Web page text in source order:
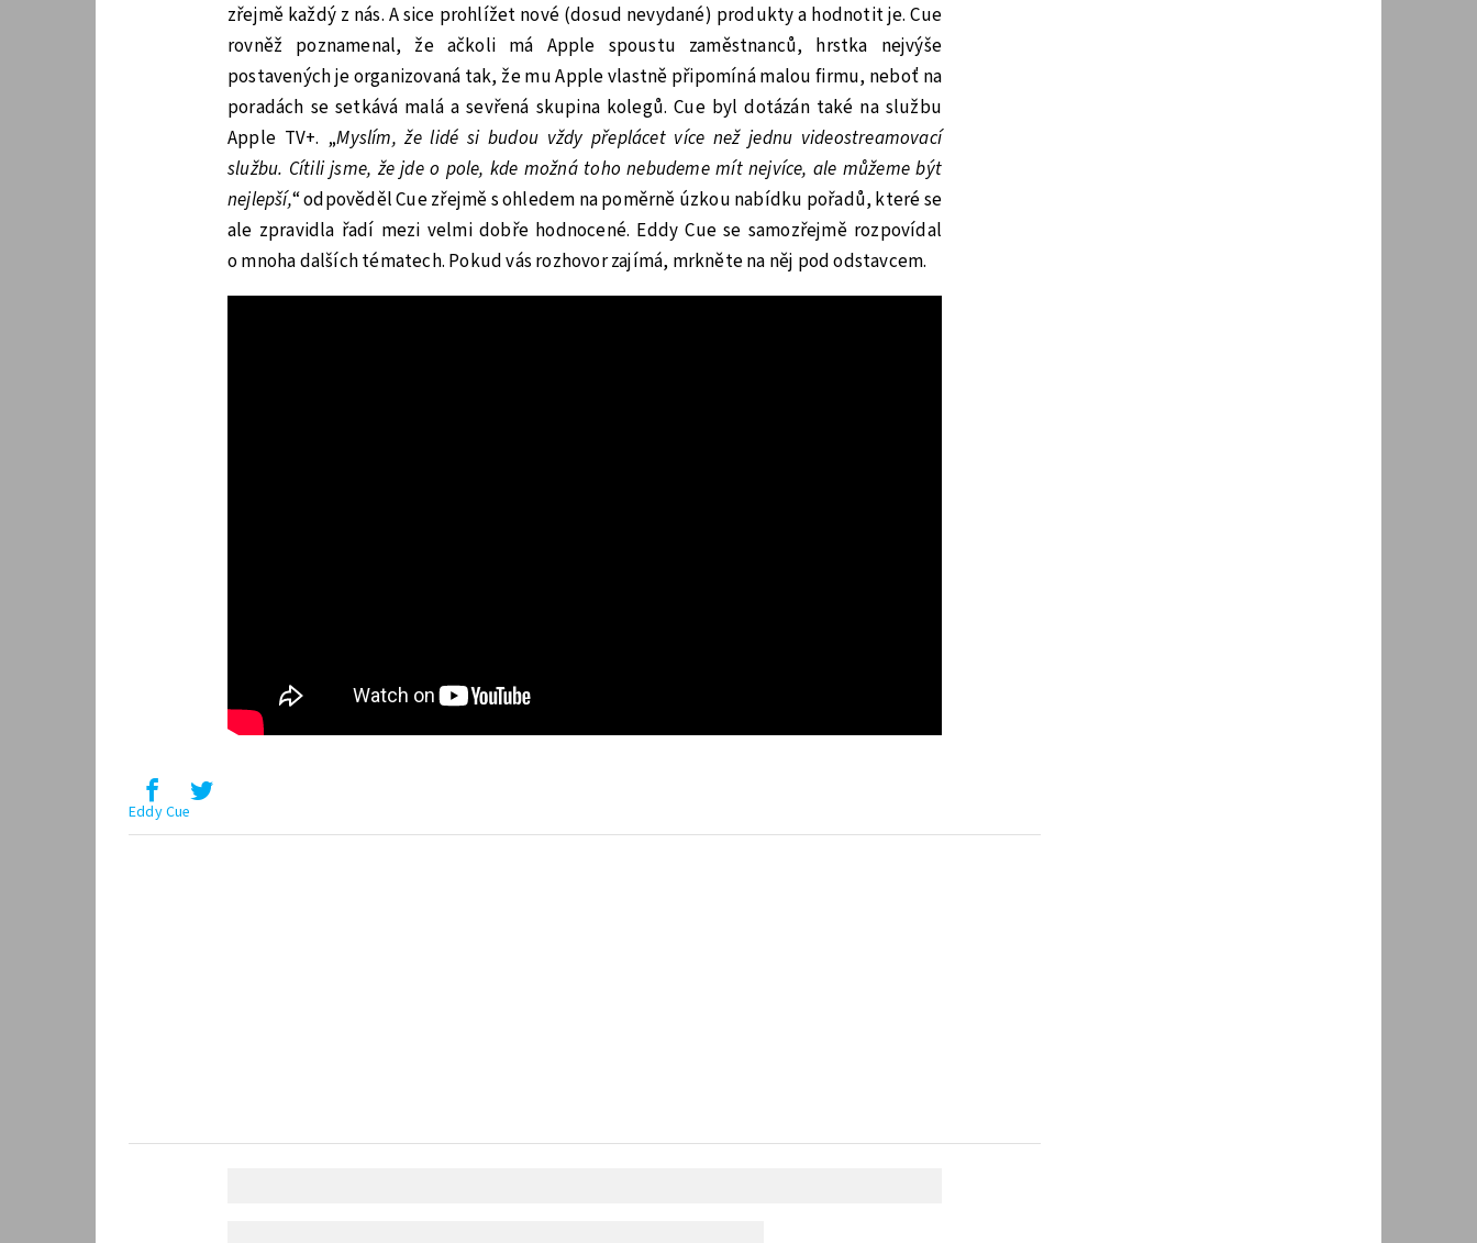
zřejmě každý z nás. A sice prohlížet nové (dosud nevydané) produkty a hodnotit je. Cue
rovněž poznamenal, že ačkoli má Apple spoustu zaměstnanců, hrstka nejvýše
postavených je organizovaná tak, že mu Apple vlastně připomíná malou firmu, neboť na
poradách se setkává malá a sevřená skupina kolegů. Cue byl dotázán také na službu
Apple TV+. „Myslím, že lidé si budou vždy přeplácet více než jednu videostreamovací
službu. Cítili jsme, že jde o pole, kde možná toho nebudeme mít nejvíce, ale můžeme být
nejlepší,“ odpověděl Cue zřejmě s ohledem na poměrně úzkou nabídku pořadů, které se
ale zpravidla řadí mezi velmi dobře hodnocené. Eddy Cue se samozřejmě rozpovídal
o mnoha dalších tématech. Pokud vás rozhovor zajímá, mrkněte na něj pod odstavcem.
Eddy Cue